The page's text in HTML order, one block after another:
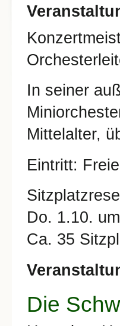
In seiner
Mittelalter,
Eintritt:
Do. 1.10.
Ca. 35
Die